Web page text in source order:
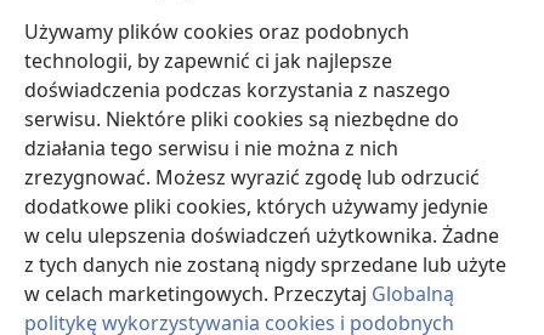
Używamy plików cookies oraz podobnych
technologii, by zapewnić ci jak najlepsze
doświadczenia podczas korzystania z naszego
serwisu. Niektóre pliki cookies są niezbędne do
działania tego serwisu i nie można z nich
zrezygnować. Możesz wyrazić zgodę lub odrzucić
dodatkowe pliki cookies, których używamy jedynie
w celu ulepszenia doświadczeń użytkownika. Żadne
z tych danych nie zostaną nigdy sprzedane lub użyte
w celach marketingowych. Przeczytaj Globalną
politykę wykorzystywania cookies i podobnych
Darowizny
(opens
new
window)BIBLIOTEKA INTERNETOWA Strażnicy
(opens
new
window)JW Hub
(opens
new
window)JW Library
Watchtower Library